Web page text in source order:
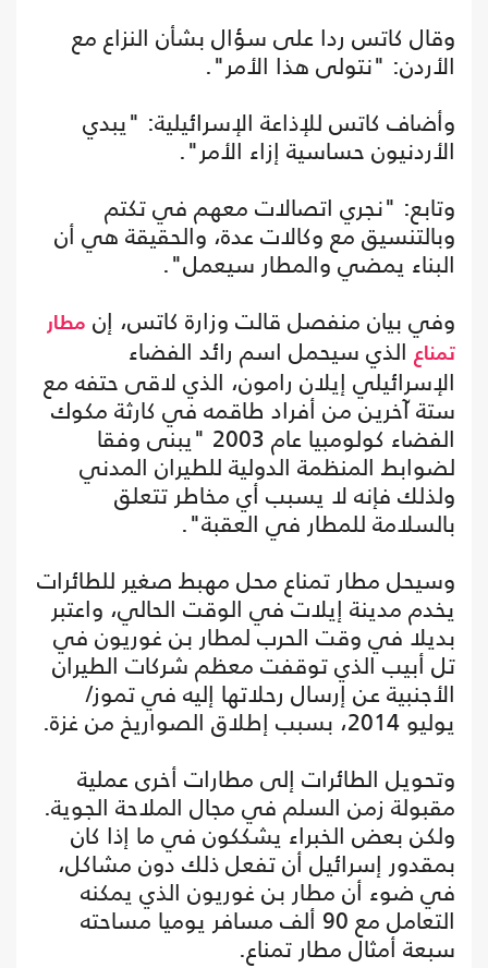
وقال كاتس ردا على سؤال بشأن النزاع مع
الأردن: "نتولى هذا الأمر".
وأضاف كاتس للإذاعة الإسرائيلية: "يبدي
الأردنيون حساسية إزاء الأمر".
وتابع: "نجري اتصالات معهم في تكتم
وبالتنسيق مع وكالات عدة، والحقيقة هي أن
البناء يمضي والمطار سيعمل".
وفي بيان منفصل قالت وزارة كاتس، إن مطار
تمناع الذي سيحمل اسم رائد الفضاء
الإسرائيلي إيلان رامون، الذي لاقى حتفه مع
ستة آخرين من أفراد طاقمه في كارثة مكوك
الفضاء كولومبيا عام 2003 "يبنى وفقا
لضوابط المنظمة الدولية للطيران المدني
ولذلك فإنه لا يسبب أي مخاطر تتعلق
بالسلامة للمطار في العقبة".
وسيحل مطار تمناع محل مهبط صغير للطائرات
يخدم مدينة إيلات في الوقت الحالي، واعتبر
بديلا في وقت الحرب لمطار بن غوريون في
تل أبيب الذي توقفت معظم شركات الطيران
الأجنبية عن إرسال رحلاتها إليه في تموز/
يوليو 2014، بسبب إطلاق الصواريخ من غزة.
وتحويل الطائرات إلى مطارات أخرى عملية
مقبولة زمن السلم في مجال الملاحة الجوية.
ولكن بعض الخبراء يشككون في ما إذا كان
بمقدور إسرائيل أن تفعل ذلك دون مشاكل،
في ضوء أن مطار بن غوريون الذي يمكنه
التعامل مع 90 ألف مسافر يوميا مساحته
سبعة أمثال مطار تمناع.